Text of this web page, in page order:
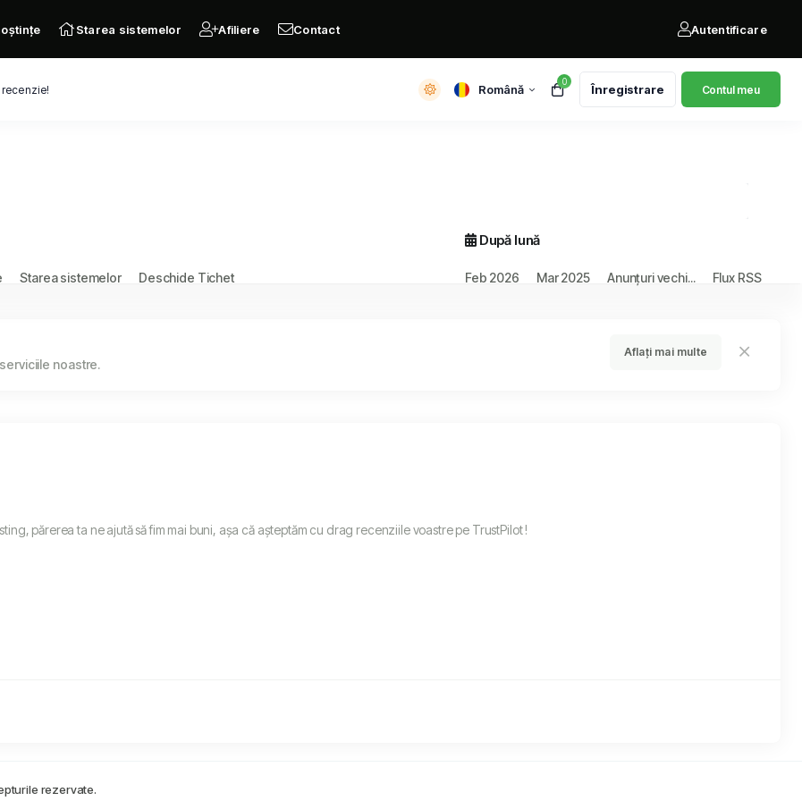
Română
0
Înregistrare Contul meu
Starea sistemelor Afiliere Contact Autentificare
După lună
Feb 2026 Mar 2025 Anunțuri vechi... Flux RSS
Starea sistemelor Deschide Tichet
noastre.
Aflați mai multe
părerea ta ne ajută să fim mai buni, așa că așteptăm cu drag recenziile voastre pe TrustPilot !
rezervate.